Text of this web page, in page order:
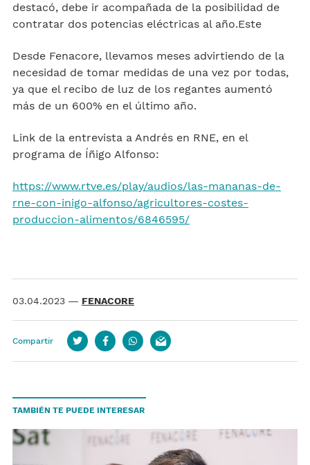
destacó, debe ir acompañada de la posibilidad de
contratar dos potencias eléctricas al año.Este
Desde Fenacore, llevamos meses advirtiendo de la
necesidad de tomar medidas de una vez por todas,
ya que el recibo de luz de los regantes aumentó
más de un 600% en el último año.
Link de la entrevista a Andrés en RNE, en el
programa de Íñigo Alfonso:
https://www.rtve.es/play/audios/las-mananas-de-
rne-con-inigo-alfonso/agricultores-costes-
produccion-alimentos/6846595/
03.04.2023 — FENACORE
Compartir TwitterFacebookwhatsapp
email
TAMBIÉN TE PUEDE INTERESAR